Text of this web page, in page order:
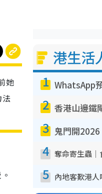
她
法
港生活
1
2
3
4
5